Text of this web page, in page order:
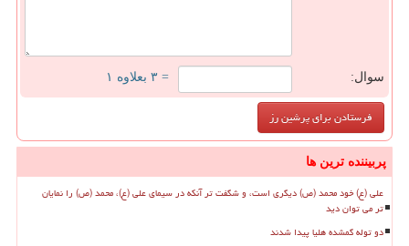
سوال: = ۳ بعلاوه ۱
پربیننده ترین ها
علی (ع) خود محمد (ص) دیگری است، و شگفت تر آنکه در سیمای علی (ع)، محمد (ص) را نمایان
تر می توان دید
دو توله گمشده هلیا پیدا شدند